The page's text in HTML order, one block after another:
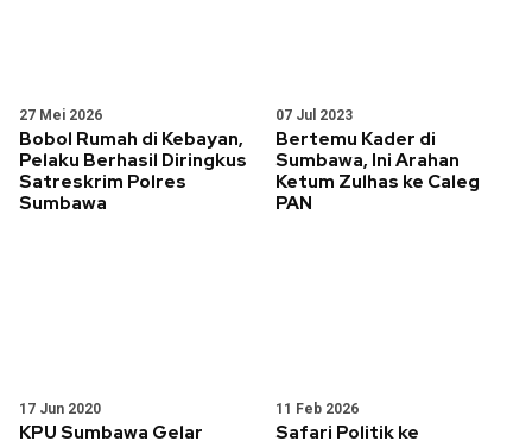
27 Mei 2026
Bobol Rumah di Kebayan,
Pelaku Berhasil Diringkus
Satreskrim Polres
Sumbawa
07 Jul 2023
Bertemu Kader di
Sumbawa, Ini Arahan
Ketum Zulhas ke Caleg
PAN
17 Jun 2020
KPU Sumbawa Gelar
11 Feb 2026
Safari Politik ke